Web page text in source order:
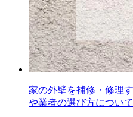
家の外壁を補修・修理
や業者の選び方につい